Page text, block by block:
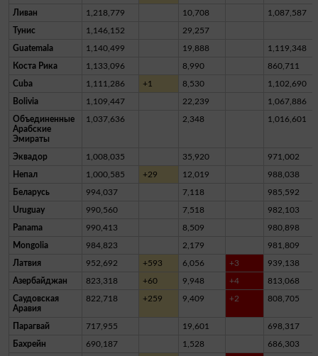
Ливан 1,218,779 10,708 1,087,587
Тунис 1,146,152 29,257
Guatemala 1,140,499 19,888 1,119,348
Коста Рика 1,133,096 8,990 860,711
Cuba 1,111,286 +1 8,530 1,102,690
Bolivia 1,109,447 22,239 1,067,886
Объединенные
Арабские
Эмираты
1,037,636 2,348 1,016,601
Эквадор 1,008,035 35,920 971,002
Непал 1,000,585 +29 12,019 988,038
Беларусь 994,037 7,118 985,592
Uruguay 990,560 7,518 982,103
Panama 990,413 8,509 980,898
Mongolia 984,823 2,179 981,809
Латвия 952,692 +593 6,056 +3 939,138
Азербайджан 823,318 +60 9,948 +4 813,068
Саудовская
Аравия
822,718 +259 9,409 +2 808,705
Парагвай 717,955 19,601 698,317
Бахрейн 690,187 1,528 686,303